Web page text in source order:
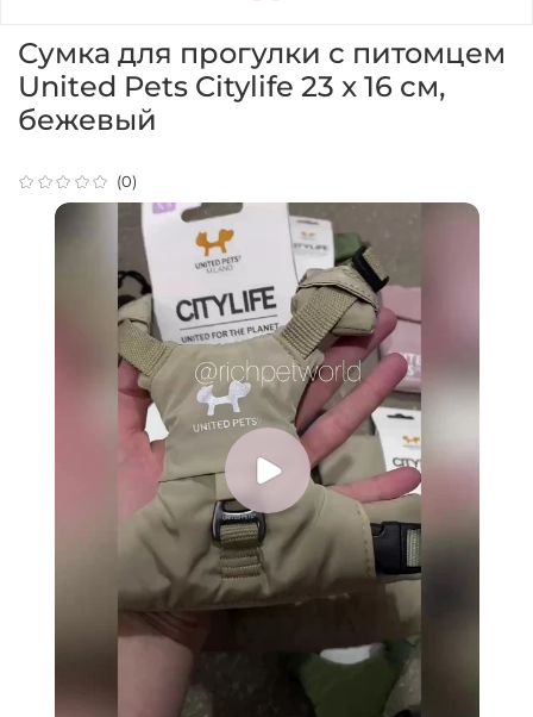
(0)
Сумка для прогулки с питомцем
United Pets Citylife 23 x 16 см,
бежевый